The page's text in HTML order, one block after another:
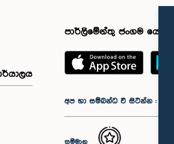
පාර්ලිමේන්තු ජංගම යෙදුම
අප හා සම්බන්ධ වී සිටින්න :
සම්මාන